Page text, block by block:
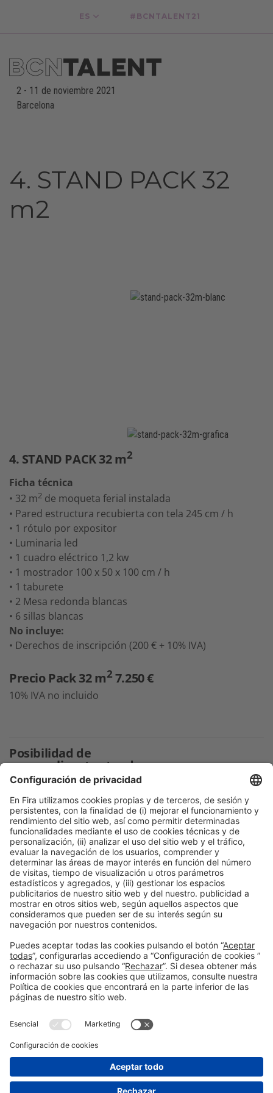
ES #BCNTALENT21
2 - 11 de noviembre 2021
Barcelona
4. STAND PACK 32
m2
4. STAND PACK 32 m2
Ficha técnica
• 32 m2 de moqueta ferial instalada
• Pared estructura recubierta con tela 245 cm / h
• 1 rótulo por expositor
• Luminaria led
• 1 cuadro eléctrico 1,2 kw
• 1 mostrador 100 x 50 x 100 cm / h
• 1 taburete
• 2 Mesa redonda blancas
• 6 sillas blancas
No incluye:
• Derechos de inscripción (200 € + 10% IVA)
Precio Pack 32 m2 7.250 €
10% IVA no incluido
Posibilidad de
personalizar tu stand
con una
1 Lona 800 x 249 cm1.823 €
Información general
Aviso legal
Política de privacidad
Política de cookies
#BCNTALENT21